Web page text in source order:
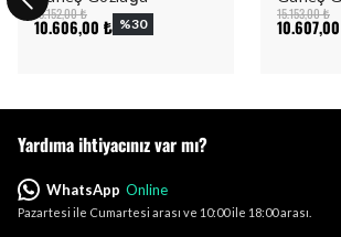
15.152,00 ₺
10.606,00 ₺ %30
15.153,00 ₺
Yardıma ihtiyacınız var mı?
WhatsApp Online
Pazartesi ile Cumartesi arası ve 10:00 ile 18:00 arası.